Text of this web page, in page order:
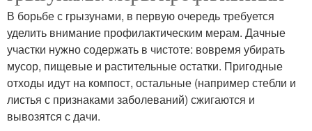
В борьбе с грызунами, в первую очередь требуется
уделить внимание профилактическим мерам. Дачные
участки нужно содержать в чистоте: вовремя убирать
мусор, пищевые и растительные остатки. Пригодные
отходы идут на компост, остальные (например стебли и
листья с признаками заболеваний) сжигаются и
вывозятся с дачи.